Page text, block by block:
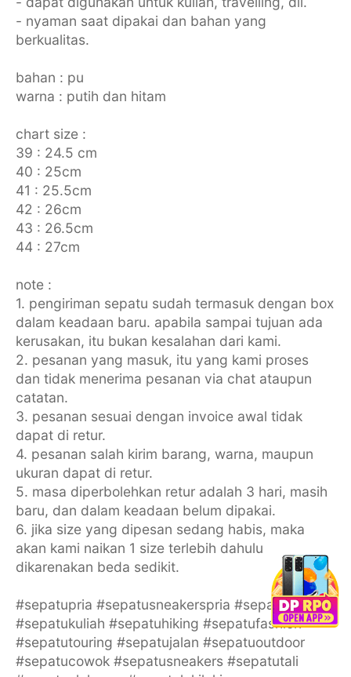
- nyaman saat dipakai dan bahan yang
berkualitas.
bahan : pu
warna : putih dan hitam
chart size :
39 : 24.5 cm
40 : 25cm
41 : 25.5cm
42 : 26cm
43 : 26.5cm
44 : 27cm
note :
1. pengiriman sepatu sudah termasuk dengan box
dalam keadaan baru. apabila sampai tujuan ada
kerusakan, itu bukan kesalahan dari kami.
2. pesanan yang masuk, itu yang kami proses
dan tidak menerima pesanan via chat ataupun
catatan.
3. pesanan sesuai dengan invoice awal tidak
dapat di retur.
4. pesanan salah kirim barang, warna, maupun
ukuran dapat di retur.
5. masa diperbolehkan retur adalah 3 hari, masih
baru, dan dalam keadaan belum dipakai.
6. jika size yang dipesan sedang habis, maka
akan kami naikan 1 size terlebih dahulu
dikarenakan beda sedikit.
#sepatupria #sepatusneakerspria #sepatukerja
#sepatukuliah #sepatuhiking #sepatufashion
#sepatutouring #sepatujalan #sepatuoutdoor
#sepatucowok #sepatusneakers #sepatutali